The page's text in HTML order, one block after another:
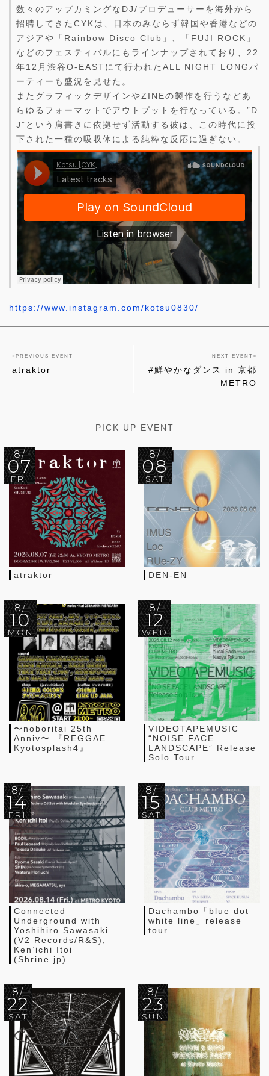
数々のアップカミングなDJ/プロデューサーを海外から
招聘してきたCYKは、日本のみならず韓国や香港などの
アジアや「Rainbow Disco Club」、「FUJI ROCK」
などのフェスティバルにもラインナップされており、22
年12月渋谷O-EASTにて行われたALL NIGHT LONGパ
ーティーも盛況を見せた。
またグラフィックデザインやZINEの製作を行うなどあ
らゆるフォーマットでアウトプットを行なっている。”D
J”という肩書きに依拠せず活動する彼は、この時代に投
下された一種の吸収体による純粋な反応に過ぎない。
https://www.instagram.com/kotsu0830/
« PREVIOUS EVENT
atraktor
NEXT EVENT »
#鮮やかなダンス in 京都
METRO
PICK UP EVENT
8/
07
FRI
atraktor
8/
08
SAT
DEN-EN
8/
10
MON
〜noboritai 25th
Anniv〜 『REGGAE
Kyotosplash4』
8/
12
WED
VIDEOTAPEMUSIC
“NOISE FACE
LANDSCAPE” Release
Solo Tour
8/
14
FRI
Connected
Underground with
Yoshihiro Sawasaki
(V2 Records/R&S),
Ken’ichi Itoi
(Shrine.jp)
8/
15
SAT
Dachambo「blue dot
white line」release
tour
8/
22
SAT
8/
23
SUN